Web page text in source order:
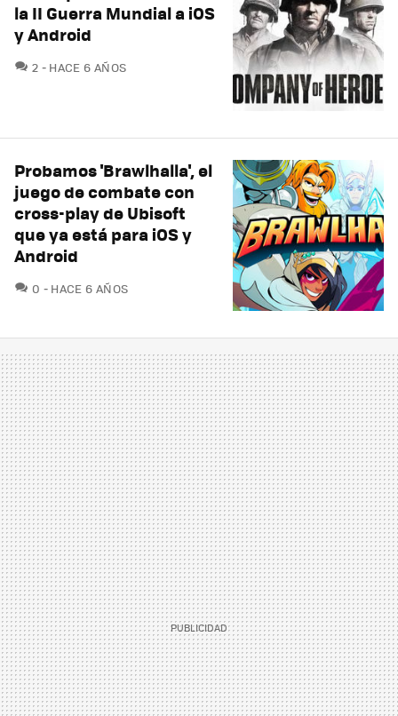
la II Guerra Mundial a iOS
y Android
2 COMENTARIOS
HACE 6 AÑOS
Probamos 'Brawlhalla', el
juego de combate con
cross-play de Ubisoft
que ya está para iOS y
Android
0 COMENTARIOS
HACE 6 AÑOS